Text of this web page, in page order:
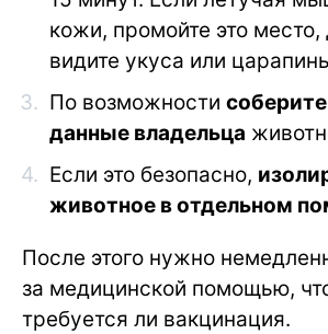
кожи, промойте это
видите укуса или
По возможности
данные владельца
Если это безопасно,
животное в отдельном
После этого нужно
за медицинской помощью,
требуется ли вакцинация.